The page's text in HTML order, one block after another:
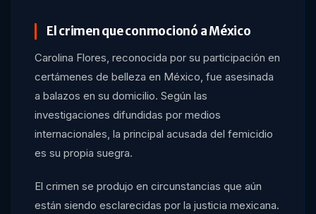
El crimen que conmocionó a México
Carolina Flores, reconocida por su participación en
certámenes de belleza en México, fue asesinada
a balazos en su domicilio. Según las
investigaciones difundidas por medios
internacionales, la principal acusada del femicidio
es su propia suegra.
El crimen se produjo en circunstancias que aún
están siendo esclarecidas por la justicia mexicana.